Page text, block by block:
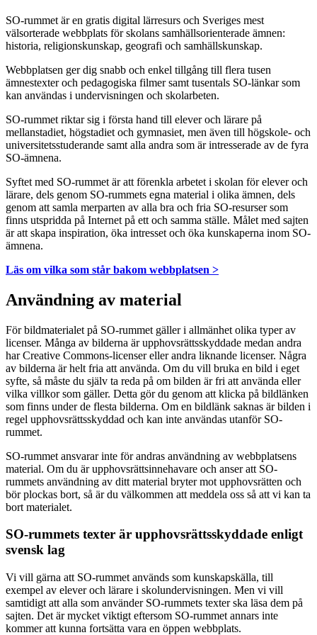
SO-rummet är en gratis digital lärresurs och Sveriges mest
välsorterade webbplats för skolans samhällsorienterade ämnen:
historia, religionskunskap, geografi och samhällskunskap.
Webbplatsen ger dig snabb och enkel tillgång till flera tusen
ämnestexter och pedagogiska filmer samt tusentals SO-länkar som
kan användas i undervisningen och skolarbeten.
SO-rummet riktar sig i första hand till elever och lärare på
mellanstadiet, högstadiet och gymnasiet, men även till högskole- och
universitetsstuderande samt alla andra som är intresserade av de fyra
SO-ämnena.
Syftet med SO-rummet är att förenkla arbetet i skolan för elever och
lärare, dels genom SO-rummets egna material i olika ämnen, dels
genom att samla merparten av alla bra och fria SO-resurser som
finns utspridda på Internet på ett och samma ställe. Målet med sajten
är att skapa inspiration, öka intresset och öka kunskaperna inom SO-
ämnena.
Läs om vilka som står bakom webbplatsen >
Användning av material
För bildmaterialet på SO-rummet gäller i allmänhet olika typer av
licenser. Många av bilderna är upphovsrättsskyddade medan andra
har Creative Commons-licenser eller andra liknande licenser. Några
av bilderna är helt fria att använda. Om du vill bruka en bild i eget
syfte, så måste du själv ta reda på om bilden är fri att använda eller
vilka villkor som gäller. Detta gör du genom att klicka på bildlänken
som finns under de flesta bilderna. Om en bildlänk saknas är bilden i
regel upphovsrättsskyddad och kan inte användas utanför SO-
rummet.
SO-rummet ansvarar inte för andras användning av webbplatsens
material. Om du är upphovsrättsinnehavare och anser att SO-
rummets användning av ditt material bryter mot upphovsrätten och
bör plockas bort, så är du välkommen att meddela oss så att vi kan ta
bort materialet.
SO-rummets texter är upphovsrättsskyddade enligt
svensk lag
Vi vill gärna att SO-rummet används som kunskapskälla, till
exempel av elever och lärare i skolundervisningen. Men vi vill
samtidigt att alla som använder SO-rummets texter ska läsa dem på
sajten. Det är mycket viktigt eftersom SO-rummet annars inte
kommer att kunna fortsätta vara en öppen webbplats.